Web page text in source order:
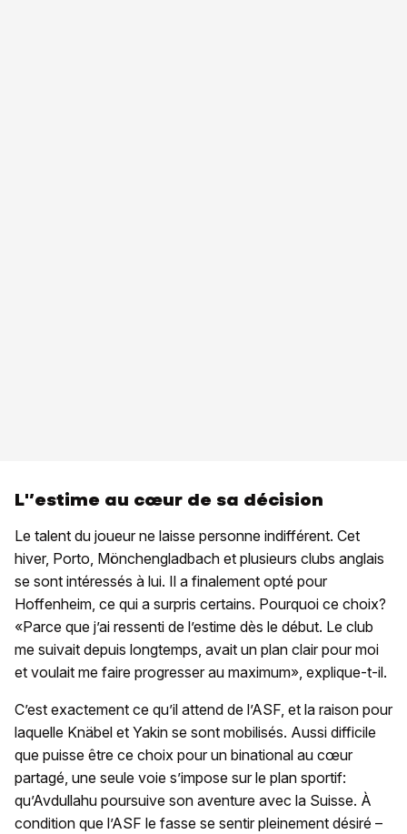
L'’estime au cœur de sa décision
Le talent du joueur ne laisse personne indifférent. Cet
hiver, Porto, Mönchengladbach et plusieurs clubs anglais
se sont intéressés à lui. Il a finalement opté pour
Hoffenheim, ce qui a surpris certains. Pourquoi ce choix?
«Parce que j’ai ressenti de l’estime dès le début. Le club
me suivait depuis longtemps, avait un plan clair pour moi
et voulait me faire progresser au maximum», explique-t-il.
C’est exactement ce qu’il attend de l’ASF, et la raison pour
laquelle Knäbel et Yakin se sont mobilisés. Aussi difficile
que puisse être ce choix pour un binational au cœur
partagé, une seule voie s’impose sur le plan sportif:
qu’Avdullahu poursuive son aventure avec la Suisse. À
condition que l’ASF le fasse se sentir pleinement désiré –